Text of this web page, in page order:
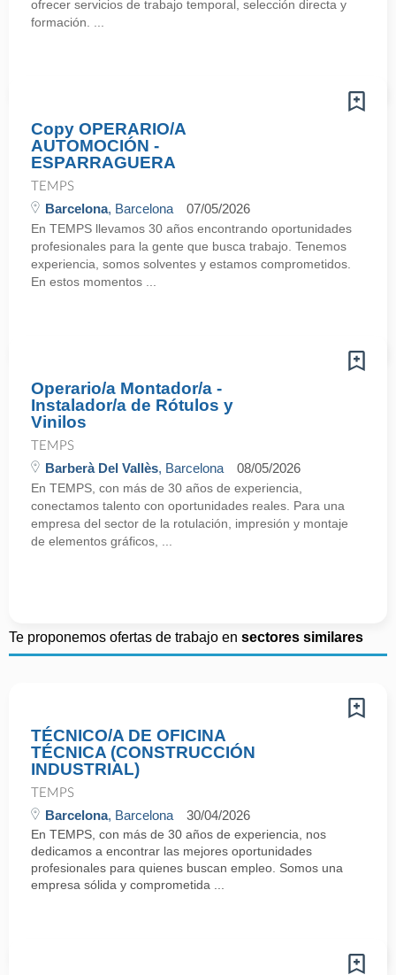
ofrecer servicios de trabajo temporal, selección directa y
formación. ...
Copy OPERARIO/A
AUTOMOCIÓN -
ESPARRAGUERA
TEMPS
Barcelona, Barcelona 07/05/2026
En TEMPS llevamos 30 años encontrando oportunidades
profesionales para la gente que busca trabajo. Tenemos
experiencia, somos solventes y estamos comprometidos.
En estos momentos ...
Operario/a Montador/a -
Instalador/a de Rótulos y
Vinilos
TEMPS
Barberà Del Vallès, Barcelona 08/05/2026
En TEMPS, con más de 30 años de experiencia,
conectamos talento con oportunidades reales. Para una
empresa del sector de la rotulación, impresión y montaje
de elementos gráficos, ...
Te proponemos ofertas de trabajo en sectores similares
TÉCNICO/A DE OFICINA
TÉCNICA (CONSTRUCCIÓN
INDUSTRIAL)
TEMPS
Barcelona, Barcelona 30/04/2026
En TEMPS, con más de 30 años de experiencia, nos
dedicamos a encontrar las mejores oportunidades
profesionales para quienes buscan empleo. Somos una
empresa sólida y comprometida ...